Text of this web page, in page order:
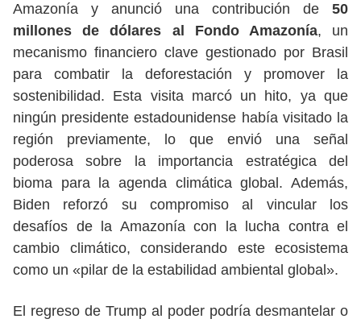
Amazonía y anunció una contribución de 50
millones de dólares al Fondo Amazonía, un
mecanismo financiero clave gestionado por Brasil
para combatir la deforestación y promover la
sostenibilidad. Esta visita marcó un hito, ya que
ningún presidente estadounidense había visitado la
región previamente, lo que envió una señal
poderosa sobre la importancia estratégica del
bioma para la agenda climática global. Además,
Biden reforzó su compromiso al vincular los
desafíos de la Amazonía con la lucha contra el
cambio climático, considerando este ecosistema
como un «pilar de la estabilidad ambiental global».
El regreso de Trump al poder podría desmantelar o